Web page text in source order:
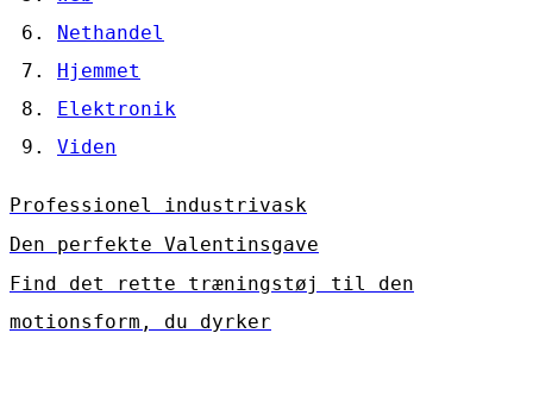
Nethandel
Hjemmet
Elektronik
Viden
Professionel industrivask
Den perfekte Valentinsgave
Find det rette træningstøj til den
motionsform, du dyrker